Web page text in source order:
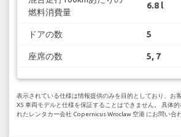
燃料消費量
6.8 l
ドアの数 5
座席の数 5, 7
表示されている仕様は情報提供のみを目的としており、お
X5 車両モデルと仕様を保証することはできません。 具体
れたレンタカー会社 Copernicus Wroclaw 空港 にお問い合